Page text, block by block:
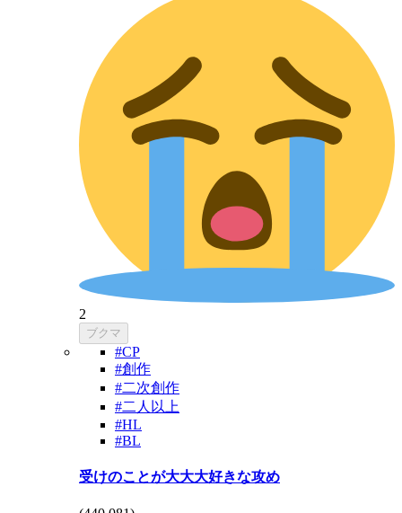
2
ブクマ
#CP
#創作
#二次創作
#二人以上
#HL
#BL
受けのことが大大大好きな攻め